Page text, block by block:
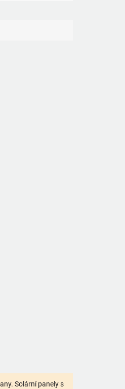
Solární panely s